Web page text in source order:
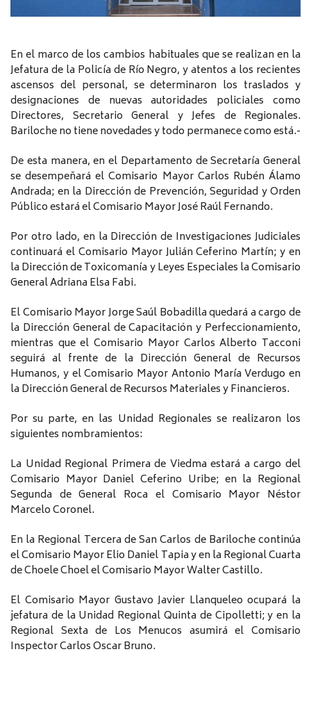
En el marco de los cambios habituales que se realizan en la
Jefatura de la Policía de Río Negro, y atentos a los recientes
ascensos del personal, se determinaron los traslados y
designaciones de nuevas autoridades policiales como
Directores, Secretario General y Jefes de Regionales.
Bariloche no tiene novedades y todo permanece como está.-
De esta manera, en el Departamento de Secretaría General
se desempeñará el Comisario Mayor Carlos Rubén Álamo
Andrada; en la Dirección de Prevención, Seguridad y Orden
Público estará el Comisario Mayor José Raúl Fernando.
Por otro lado, en la Dirección de Investigaciones Judiciales
continuará el Comisario Mayor Julián Ceferino Martín; y en
la Dirección de Toxicomanía y Leyes Especiales la Comisario
General Adriana Elsa Fabi.
El Comisario Mayor Jorge Saúl Bobadilla quedará a cargo de
la Dirección General de Capacitación y Perfeccionamiento,
mientras que el Comisario Mayor Carlos Alberto Tacconi
seguirá al frente de la Dirección General de Recursos
Humanos, y el Comisario Mayor Antonio María Verdugo en
la Dirección General de Recursos Materiales y Financieros.
Por su parte, en las Unidad Regionales se realizaron los
siguientes nombramientos:
La Unidad Regional Primera de Viedma estará a cargo del
Comisario Mayor Daniel Ceferino Uribe; en la Regional
Segunda de General Roca el Comisario Mayor Néstor
Marcelo Coronel.
En la Regional Tercera de San Carlos de Bariloche continúa
el Comisario Mayor Elio Daniel Tapia y en la Regional Cuarta
de Choele Choel el Comisario Mayor Walter Castillo.
El Comisario Mayor Gustavo Javier Llanqueleo ocupará la
jefatura de la Unidad Regional Quinta de Cipolletti; y en la
Regional Sexta de Los Menucos asumirá el Comisario
Inspector Carlos Oscar Bruno.